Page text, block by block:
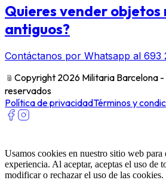
Quieres vender objetos
antiguos?
Contáctanos por Whatsapp al 693
﹫ Copyright 2026 Militaria Barcelona -
reservados
Política de privacidadTérminos y
Usamos cookies en nuestro sitio web para
experiencia. Al aceptar, aceptas el uso de
modificar o rechazar el uso de las cookies.